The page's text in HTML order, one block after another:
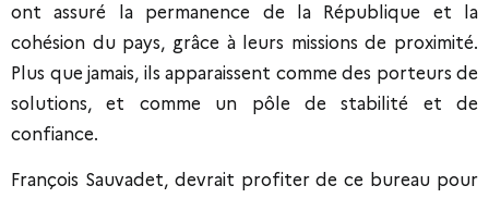
ont assuré la permanence de la République et la
cohésion du pays, grâce à leurs missions de proximité.
Plus que jamais, ils apparaissent comme des porteurs de
solutions, et comme un pôle de stabilité et de
confiance.
François Sauvadet, devrait profiter de ce bureau pour